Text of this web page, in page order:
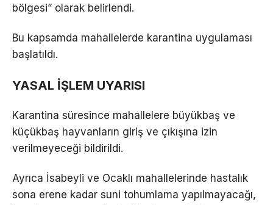
bölgesi” olarak belirlendi.
Bu kapsamda mahallelerde karantina uygulaması
başlatıldı.
YASAL İŞLEM UYARISI
Karantina süresince mahallelere büyükbaş ve
küçükbaş hayvanların giriş ve çıkışına izin
verilmeyeceği bildirildi.
Ayrıca İsabeyli ve Ocaklı mahallelerinde hastalık
sona erene kadar suni tohumlama yapılmayacağı,